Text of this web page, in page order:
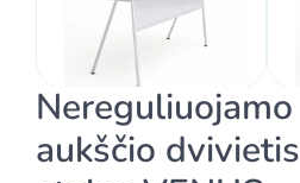
Nereguliuojamo
aukščio dvivietis